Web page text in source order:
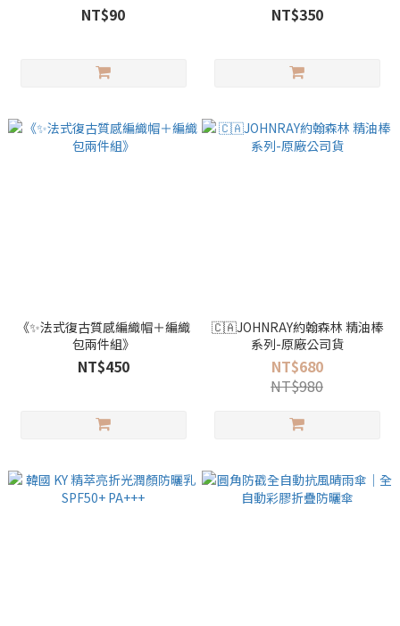
NT$90 NT$350
《✨法式復古質感編織帽＋編織
包兩件組》
NT$450
🇨🇦JOHNRAY約翰森林 精油棒
系列-原廠公司貨
NT$680
NT$980